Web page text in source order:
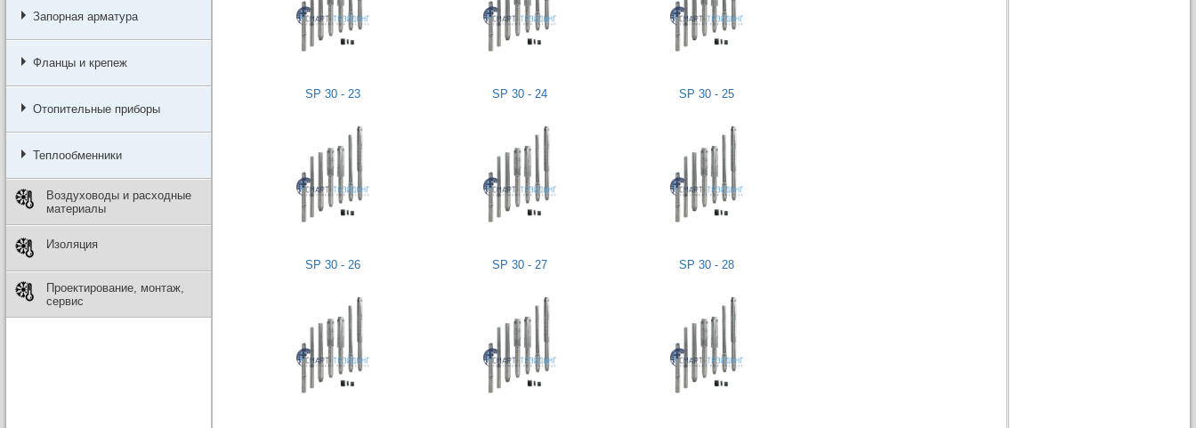
Запорная арматура
Фланцы и крепеж
Отопительные приборы
Теплообменники
Воздуховоды и расходные
материалы
Изоляция
Проектирование, монтаж,
сервис
SP 30 - 23 SP 30 - 24 SP 30 - 25
SP 30 - 26 SP 30 - 27 SP 30 - 28